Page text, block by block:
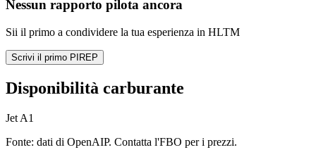
Nessun rapporto pilota ancora
Sii il primo a condividere la tua esperienza in HLTM
Scrivi il primo PIREP
Disponibilità carburante
Jet A1
Fonte: dati di OpenAIP. Contatta l'FBO per i prezzi.